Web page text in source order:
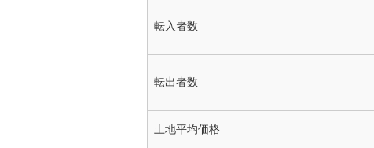
転入者数
転出者数
土地平均価格